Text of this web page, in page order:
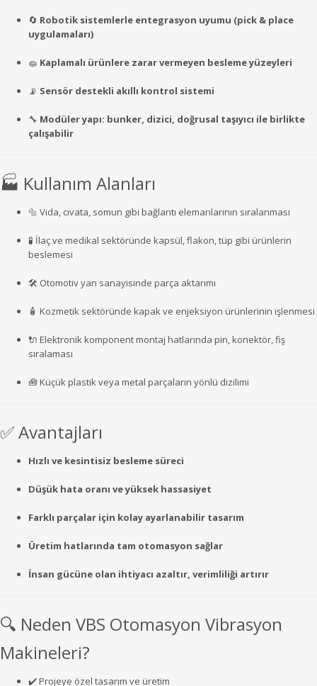
🔄 Robotik sistemlerle entegrasyon uyumu (pick & place
uygulamaları)
🧽 Kaplamalı ürünlere zararvermeyen beslemeyüzeyleri
📡 Sensör destekli akıllı kontrol sistemi
🔧 Modüleryapı: bunker, dizici, doğrusal taşıyıcı ile birlikte
çalışabilir
🏭 Kullanım Alanları
🔩 Vida, cıvata, somun gibi bağlantı elemanlarının sıralanması
🧪 İlaçve medikal sektöründe kapsül,flakon,tüp gibi ürünlerin
beslemesi
🛠️ Otomotivyan sanayisinde parça aktarımı
🧴 Kozmetik sektöründe kapakve enjeksiyon ürünlerinin işlenmesi
🔌 Elektronikkomponentmontaj hatlarında pin,konektör,fiş
sıralaması
🧰Küçükplastikveya metal parçaların yönlü dizilimi
✅Avantajları
Hızlı ve kesintisiz besleme süreci
Düşük hata oranı veyüksek hassasiyet
Farklı parçalar için kolay ayarlanabilir tasarım
Üretim hatlarında tam otomasyon sağlar
İnsan gücüne olan ihtiyacı azaltır, verimliliği artırır
🔍 Neden VBS Otomasyon Vibrasyon
Makineleri?
✔️Projeye özel tasarım ve üretim